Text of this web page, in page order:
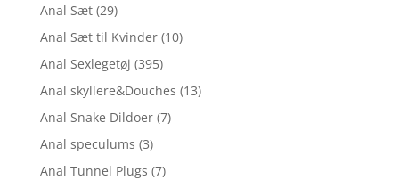
Anal Sæt (29)
Anal Sæt til Kvinder (10)
Anal Sexlegetøj (395)
Anal skyllere&Douches (13)
Anal Snake Dildoer (7)
Anal speculums (3)
Anal Tunnel Plugs (7)